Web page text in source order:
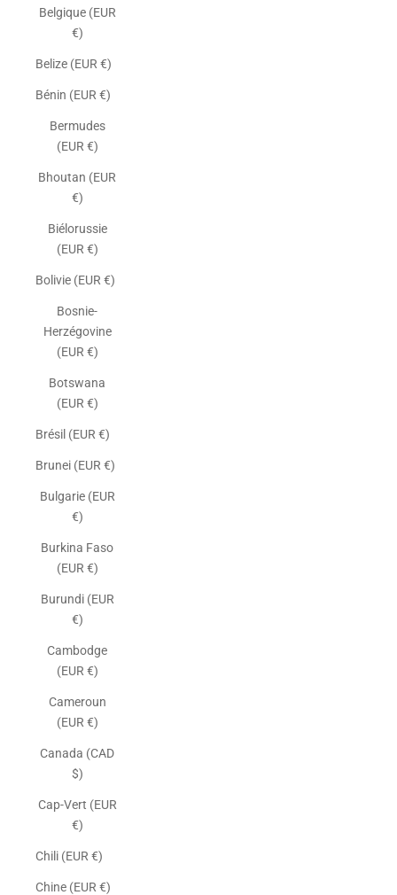
Belgique (EUR
€)
Belize (EUR €)
Bénin (EUR €)
Bermudes
(EUR €)
Bhoutan (EUR
€)
Biélorussie
(EUR €)
Bolivie (EUR €)
Bosnie-
Herzégovine
(EUR €)
Botswana
(EUR €)
Brésil (EUR €)
Brunei (EUR €)
Bulgarie (EUR
€)
Burkina Faso
(EUR €)
Burundi (EUR
€)
Cambodge
(EUR €)
Cameroun
(EUR €)
Canada (CAD
$)
Cap-Vert (EUR
€)
Chili (EUR €)
Chine (EUR €)